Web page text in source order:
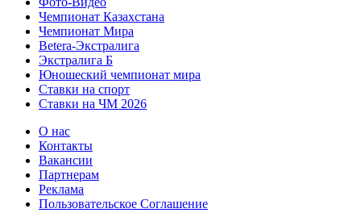
Чемпионат Казахстана
Чемпионат Мира
Betera-Экстралига
Экстралига Б
Юношеский чемпионат мира
Ставки на спорт
Ставки на ЧМ 2026
О нас
Контакты
Вакансии
Партнерам
Реклама
Пользовательское Соглашение